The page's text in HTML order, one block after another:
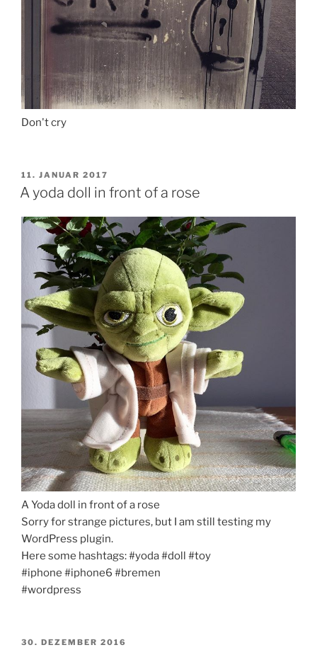
Don't cry
VERÖFFENTLICHT
AM
11. JANUAR 2017
A yoda doll in front of a rose
A Yoda doll in front of a rose
Sorry for strange pictures, but I am still testing my
WordPress plugin.
Here some hashtags: #yoda #doll #toy
#iphone #iphone6 #bremen
#wordpress
VERÖFFENTLICHT
30. DEZEMBER 2016